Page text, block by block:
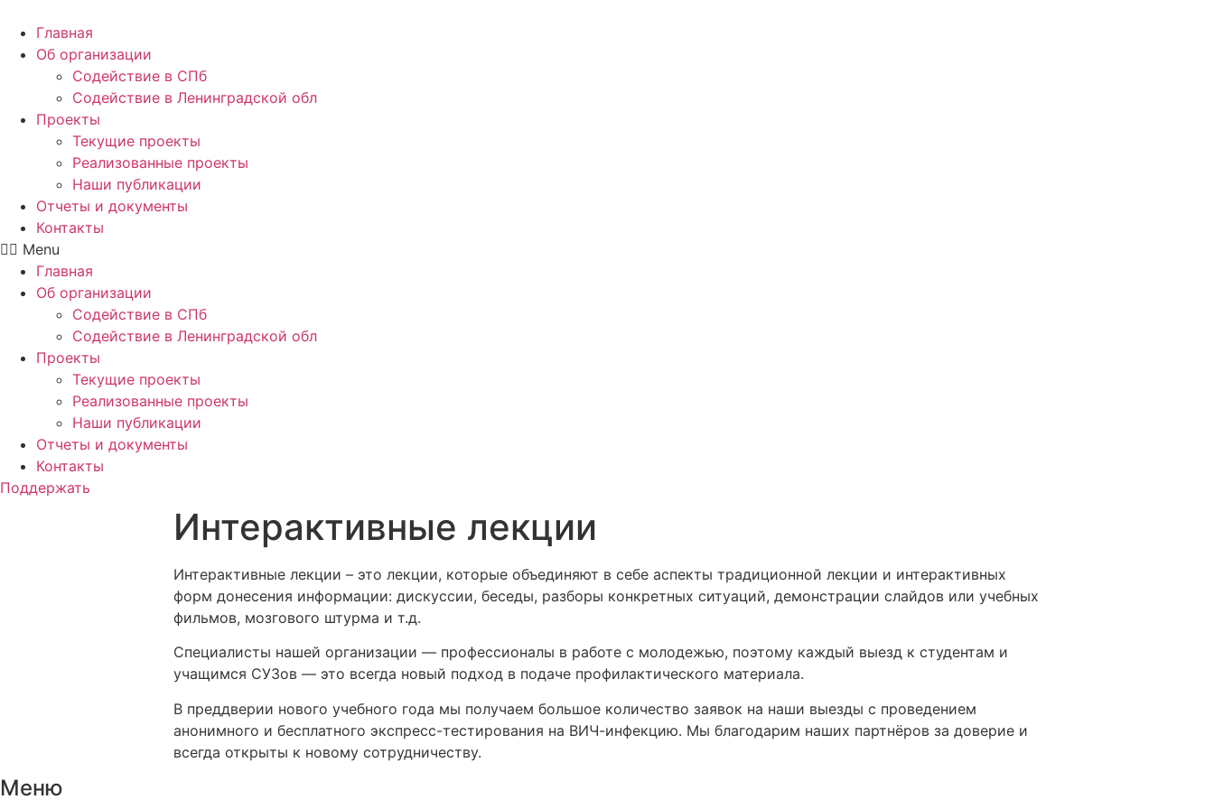
Главная
Об организации
Содействие в СПб
Содействие в Ленинградской обл
Проекты
Текущие проекты
Реализованные проекты
Наши публикации
Отчеты и документы
Контакты
Menu
Главная
Об организации
Содействие в СПб
Содействие в Ленинградской обл
Проекты
Текущие проекты
Реализованные проекты
Наши публикации
Отчеты и документы
Контакты
Поддержать
Интерактивные лекции
Интерактивные лекции – это лекции, которые объединяют в себе аспекты традиционной лекции и интерактивных
форм донесения информации: дискуссии, беседы, разборы конкретных ситуаций, демонстрации слайдов или учебных
фильмов, мозгового штурма и т.д.
Специалисты нашей организации — профессионалы в работе с молодежью, поэтому каждый выезд к студентам и
учащимся СУЗов — это всегда новый подход в подаче профилактического материала.
В преддверии нового учебного года мы получаем большое количество заявок на наши выезды с проведением
анонимного и бесплатного экспресс-тестирования на ВИЧ-инфекцию. Мы благодарим наших партнёров за доверие и
всегда открыты к новому сотрудничеству.
Меню